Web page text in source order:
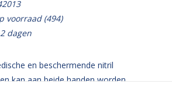
voorraad(494)
dagen
en beschermende nitril
kan aan beide handen worden